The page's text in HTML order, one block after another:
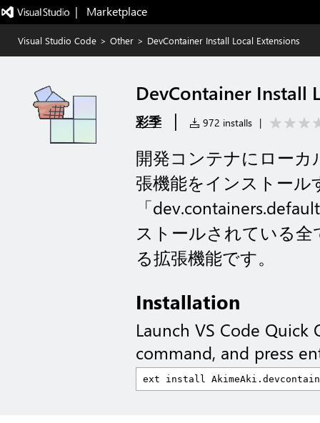
|   Marketplace
Visual Studio Code > Other > DevContainer Install Local Extensions
DevContainer Install
彩季 | 972 installs |
開発コンテナにロー
張機能をインストール
「
ストールされている
る拡張機能です。
Installation
Launch VS Code Quick
command, and press